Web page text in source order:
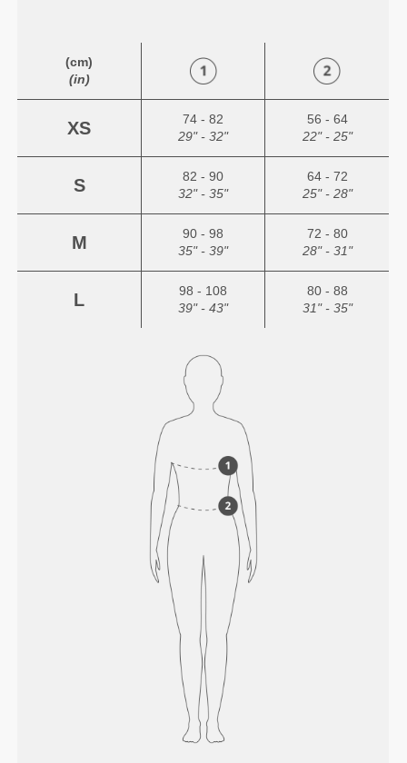
(cm)
(in)
XS
74 - 82
29" - 32"
56 - 64
22" - 25"
S
82 - 90
32" - 35"
64 - 72
25" - 28"
M
90 - 98
35" - 39"
72 - 80
28" - 31"
L
98 - 108
39" - 43"
80 - 88
31" - 35"